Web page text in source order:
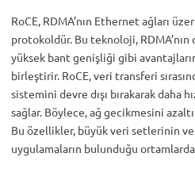
RoCE, RDMA’nın Ethernet ağları
protokoldür. Bu teknoloji,
yüksek bant genişliği gibi
birleştirir. RoCE, veri transferi
sistemini devre dışı bırakarak daha
sağlar. Böylece, ağ gecikmesini
Bu özellikler, büyük veri setlerinin
uygulamaların bulunduğu